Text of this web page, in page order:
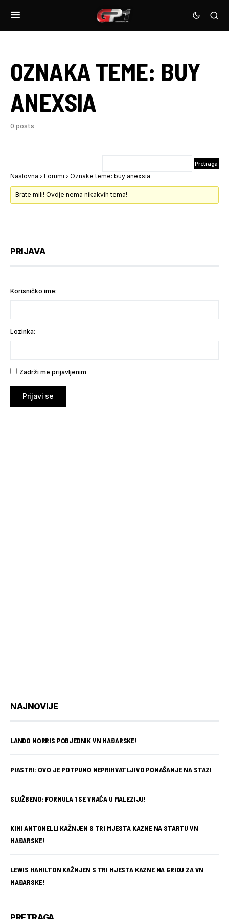
OZNAKA TEME: BUY
ANEXSIA
0 posts
Naslovna › Forumi › Oznake teme: buy anexsia
Brate mili! Ovdje nema nikakvih tema!
PRIJAVA
Korisničko ime:
Lozinka:
Zadrži me prijavljenim
Prijavi se
NAJNOVIJE
LANDO NORRIS POBJEDNIK VN MAĐARSKE!
PIASTRI: OVO JE POTPUNO NEPRIHVATLJIVO PONAŠANJE NA STAZI
SLUŽBENO: FORMULA 1 SE VRAĆA U MALEZIJU!
KIMI ANTONELLI KAŽNJEN S TRI MJESTA KAZNE NA STARTU VN
MAĐARSKE!
LEWIS HAMILTON KAŽNJEN S TRI MJESTA KAZNE NA GRIDU ZA VN
MAĐARSKE!